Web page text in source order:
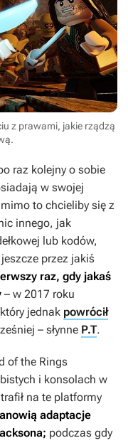
z prawami, jakie rządzą
raz kolejny o sobie
w swojej
to chcieliby się z
innego, jak
lub kodów,
przez jakiś
raz, gdy jakaś
– w 2017 roku
jednak powrócił
– słynne P.T.
of the Rings
i konsolach w
trafił na te platformy
adaptacje
podczas gdy